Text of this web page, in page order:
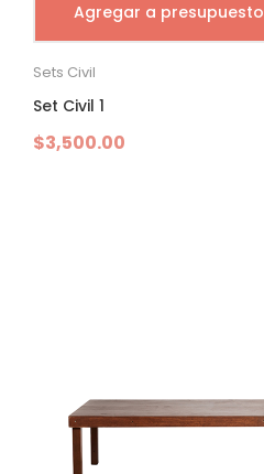
Agregar a presupuesto
Sets Civil
Set Civil 1
$3,500.00